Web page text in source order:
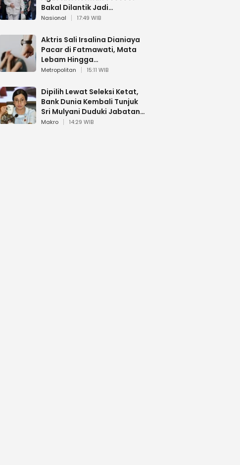
Bakal Dilantik Jadi
Wamenhan RI
Nasional 17:49 WIB
Aktris Sali Irsalina Dianiaya
Pacar di Fatmawati, Mata
Lebam Hingga
Diselamatkan Polantas
Metropolitan 15:11 WIB
Dipilih Lewat Seleksi Ketat,
Bank Dunia Kembali Tunjuk
Sri Mulyani Duduki Jabatan
Strategis
Makro 14:29 WIB